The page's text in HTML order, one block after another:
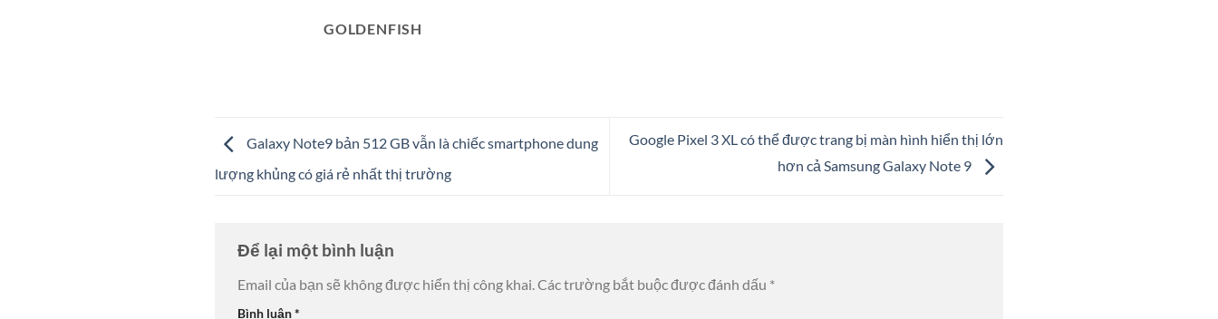
GOLDENFISH
Galaxy Note9 bản 512 GB vẫn là chiếc smartphone dung
lượng khủng có giá rẻ nhất thị trường
Google Pixel 3 XL có thể được trang bị màn hình hiển thị lớn
hơn cả Samsung Galaxy Note 9
Để lại một bình luận
Email của bạn sẽ không được hiển thị công khai.Các trường bắt buộc được đánh dấu *
Bình luận*